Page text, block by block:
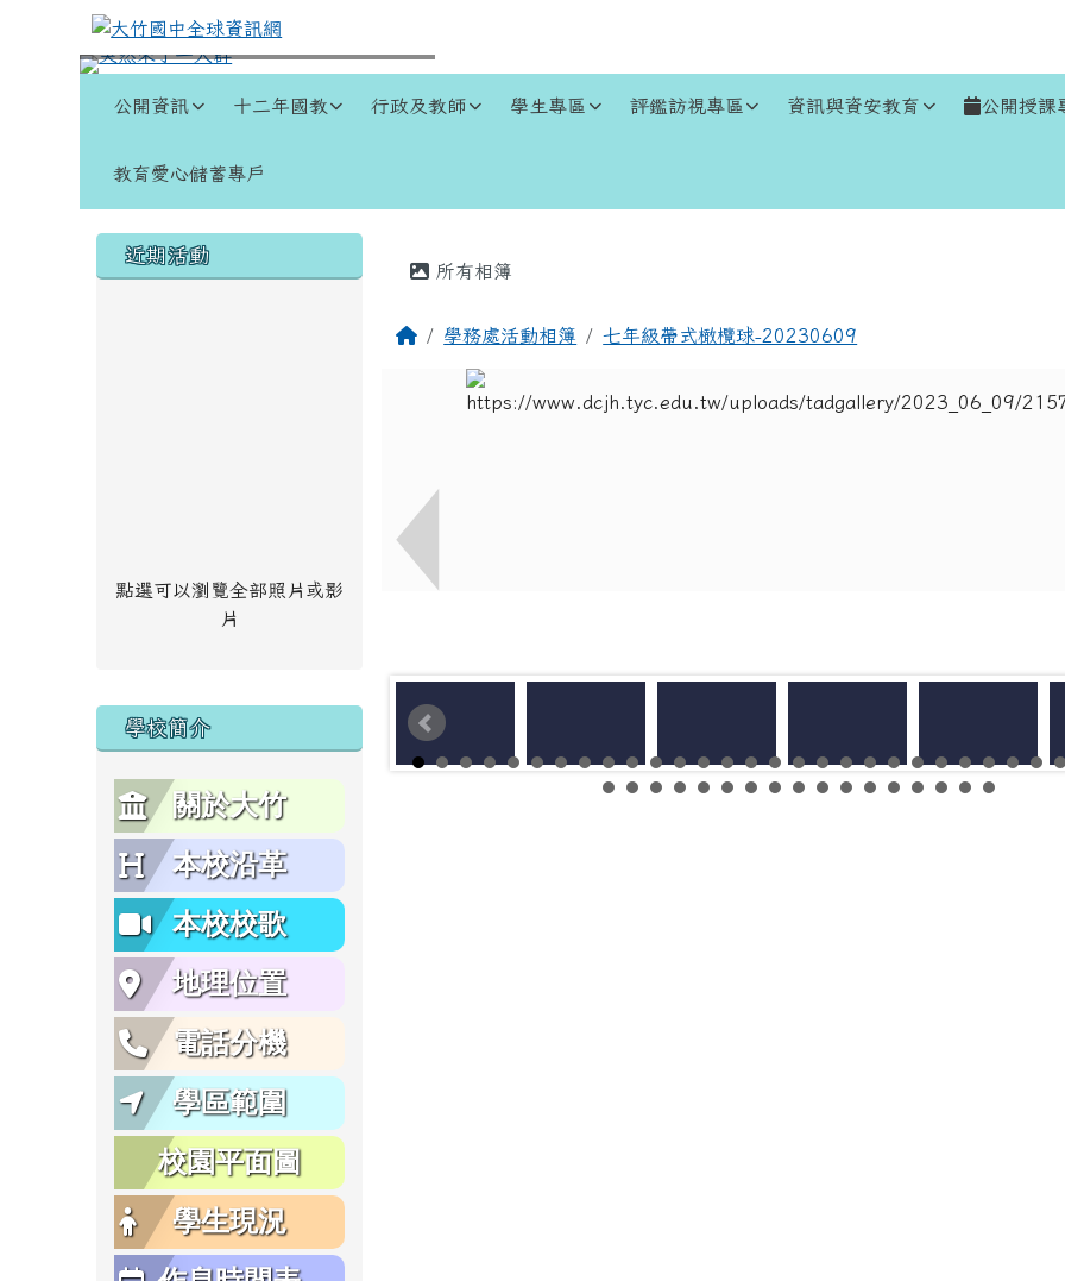
跳至主內容區
大竹國中全球資訊網
公開資訊 十二年國教 行政及教師 學生專區 評鑑訪視專區 資訊與資安教育 公開授課
教育愛心儲蓄專戶
左邊區域內容
近期活動
點選可以瀏覽全部照片或影
片
學校簡介
關於大竹
本校沿革
本校校歌
地理位置
電話分機
學區範圍
校園平面圖
學生現況
主內容區域
所有相簿
回首頁學務處活動相簿 七年級帶式橄欖球-20230609
頁尾區域